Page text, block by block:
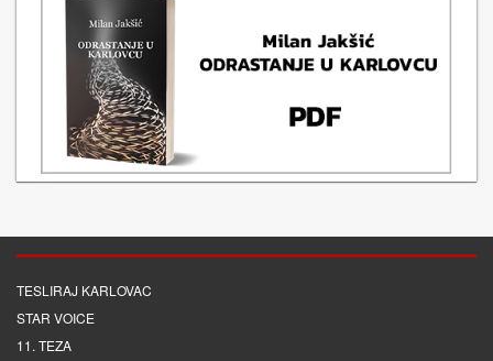
TESLIRAJ KARLOVAC
STAR VOICE
11. TEZA